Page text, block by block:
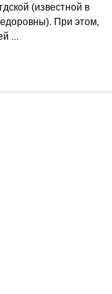
(известной в
При этом,
...